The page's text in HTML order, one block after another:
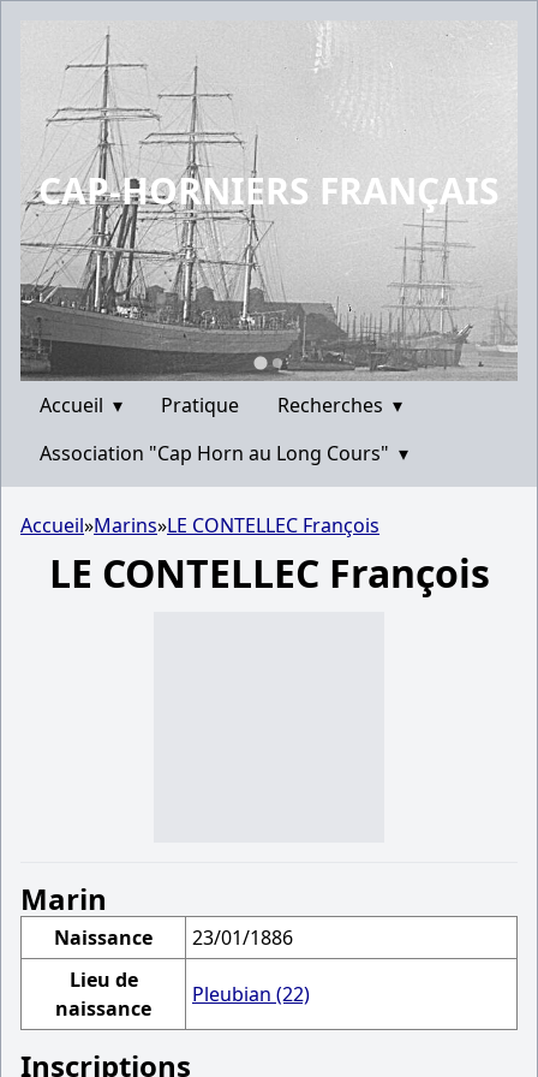
CAP-HORNIERS FRANÇAIS
Accueil ▾ Pratique Recherches ▾
Association "Cap Horn au Long Cours" ▾
Accueil»Marins»LE CONTELLEC François
LE CONTELLEC François
Marin
Naissance
23/01/1886
Lieu de
naissance
Pleubian (22)
Inscriptions